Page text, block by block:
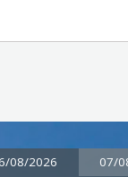
08/2026 07/